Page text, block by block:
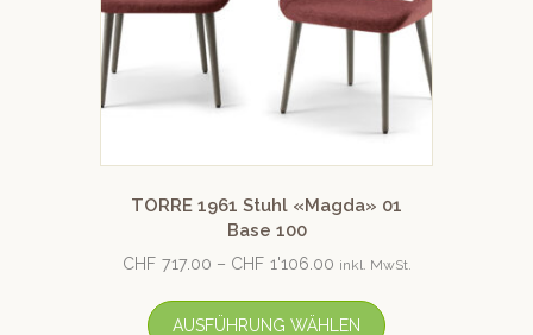
TORRE 1961 Stuhl «Magda» 01
Base 100
CHF 717.00 – CHF 1'106.00 inkl. MwSt.
AUSFÜHRUNG WÄHLEN